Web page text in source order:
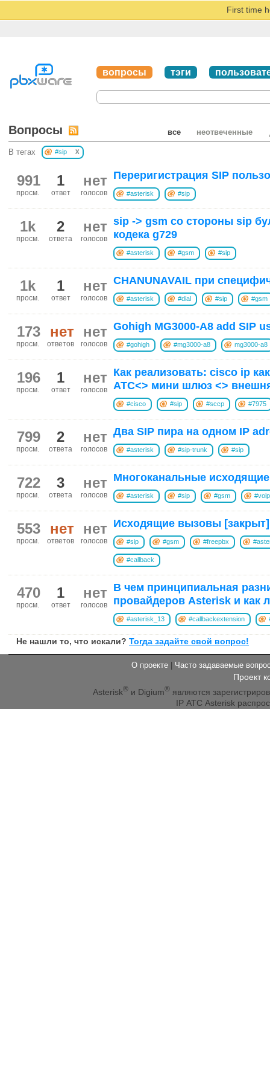
First time
вопросы тэги
все неотвеченные
Вопросы
В тегах #sip x
нет
голосов
1
ответ
991
просм.
Переригистрация SIP
#asterisk #sip
нет
голосов
2
ответа
1k
просм.
sip -> gsm со стороны sip
кодека g729
#asterisk #gsm #sip
нет
голосов
1
ответ
1k
просм.
CHANUNAVAIL при
#asterisk #dial #sip #gsm
нет
голосов
нет
ответов
173
просм.
Gohigh MG3000-A8 add SIP
#gohigh #mg3000-a8 mg3000-a8
нет
голосов
1
ответ
196
просм.
Как реализовать: cisco ip
АТС<> мини шлюз <>
#cisco #sip #sccp #7975
нет
голосов
2
ответа
799
просм.
Два SIP пира на одном IP
#asterisk #sip-trunk #sip
нет
голосов
3
ответа
722
просм.
Многоканальные
#asterisk #sip #gsm #voip
нет
голосов
нет
ответов
553
просм.
Исходящие вызовы [закрыт]
#sip #gsm #freepbx
#callback
нет
голосов
1
ответ
470
просм.
В чем принципиальная
провайдеров Asterisk и как
#asterisk_13 #callbackextension
Не нашли то, что искали? Тогда задайте свой вопрос!
О проекте | Часто задаваемые
Проект
Asterisk®и Digium®являются
IP АТС Asterisk